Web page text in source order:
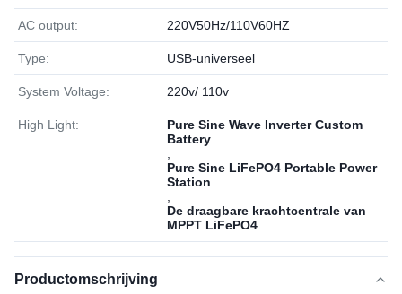
AC output: 220V50Hz/110V60HZ
Type: USB-universeel
System Voltage: 220v/ 110v
High Light:
Pure Sine Wave Inverter Custom
Battery
Pure Sine LiFePO4 Portable Power
Station
De draagbare krachtcentrale van
MPPT LiFePO4
Productomschrijving